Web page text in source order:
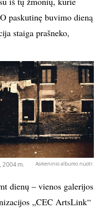
pavadinimas.
kad ir „Paskutinė
Kelis kartus ėjau prie to
Galbūt mane buvo
iš tų žmonių, kurie
paskutinę buvimo dieną
staiga prašneko,